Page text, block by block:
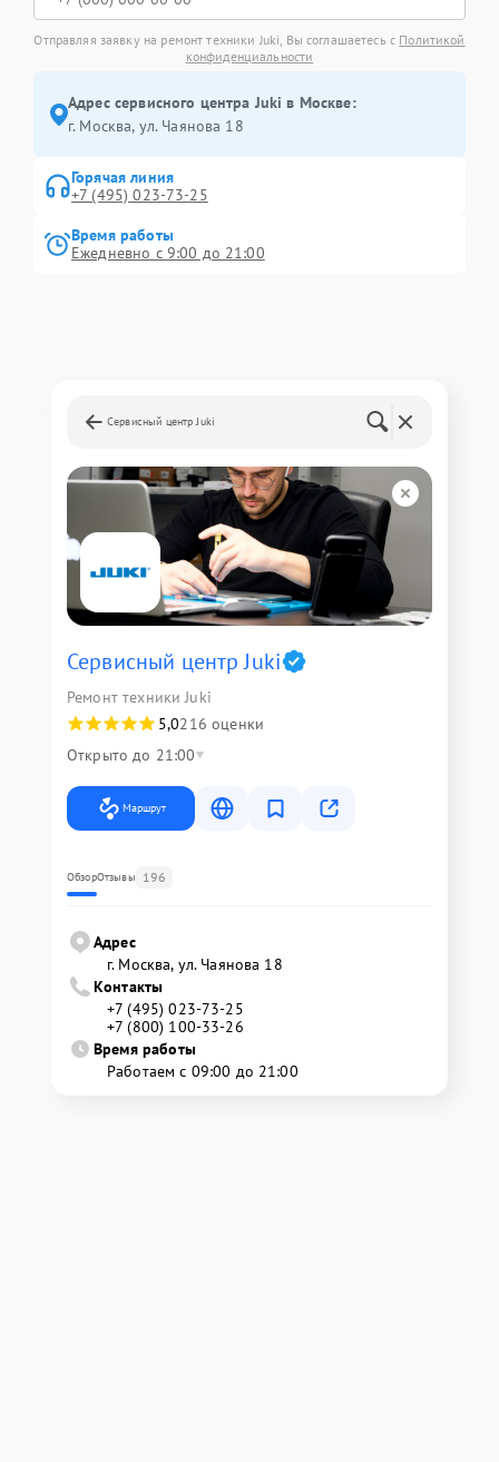
Отправляя заявку на ремонт техники Juki, Вы соглашаетесь с Политикой
конфиденциальности
Адрес сервисного центра Juki в Москве:
г. Москва, ул. Чаянова 18
Горячая линия
+7 (495) 023-73-25
Время работы
Ежедневно с 9:00 до 21:00
Сервисный центр Juki
Сервисный центр Juki
Ремонт техники Juki
5,0216 оценки
Открыто до 21:00
Маршрут
ОбзорОтзывы 196
Адрес
г. Москва, ул. Чаянова 18
Контакты
+7 (495) 023-73-25
+7 (800) 100-33-26
Время работы
Работаем с 09:00 до 21:00